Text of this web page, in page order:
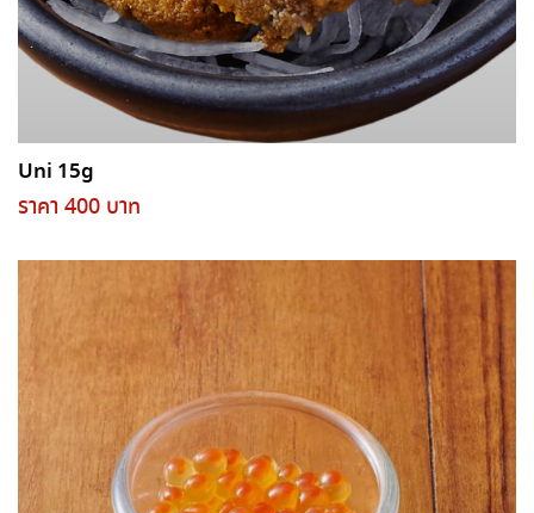
Uni 15g
ราคา 400 บาท